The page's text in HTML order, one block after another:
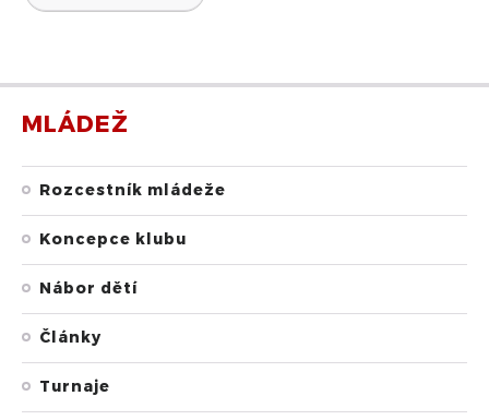
MLÁDEŽ
Rozcestník mládeže
Koncepce klubu
Nábor dětí
Články
Turnaje